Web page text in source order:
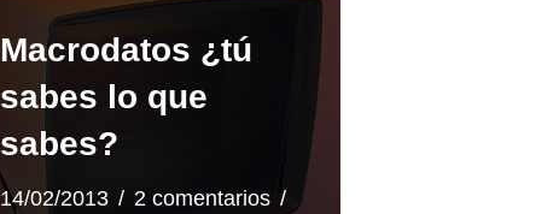
Macrodatos ¿tú
sabes lo que
sabes?
14/02/2013
2 comentarios